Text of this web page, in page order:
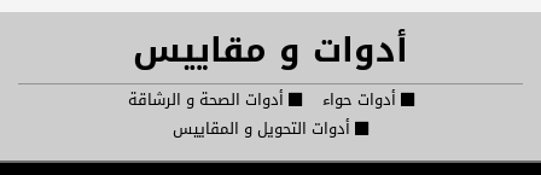
أدوات و مقاييس
أدوات حواء
أدوات الصحة و الرشاقة
أدوات التحويل و المقاييس